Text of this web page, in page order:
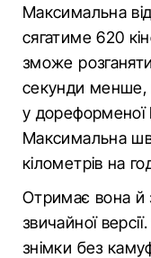
Максимальна
сягатиме 620
зможе
секунди менше,
у
Максимальна
кілометрів на
Отримає вона й
звичайної
знімки без